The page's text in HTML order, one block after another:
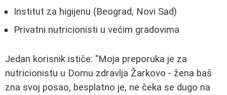
Institut za higijenu (Beograd, Novi Sad)
Privatni nutricionisti u većim gradovima
Jedan korisnik ističe: "Moja preporuka je za
nutricionistu u Domu zdravlja Žarkovo - žena baš
zna svoj posao, besplatno je, ne čeka se dugo na